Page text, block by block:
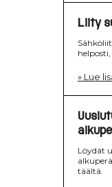
Liity
» Lue
Löydät
täältä.